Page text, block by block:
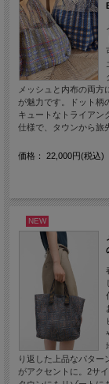
メッシュと内布の両
が魅力です。ドット柄
キュートなトライアン
仕様で、タウンから旅
価格： 22,000円(税込)
NEW
り返した上品なパター
がアクセントに。2サ